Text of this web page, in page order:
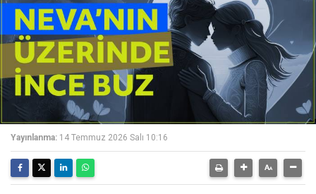
Yayınlanma: 14 Temmuz 2026 Salı 10:16